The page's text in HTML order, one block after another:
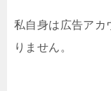
私自身は広告アカ
りません。